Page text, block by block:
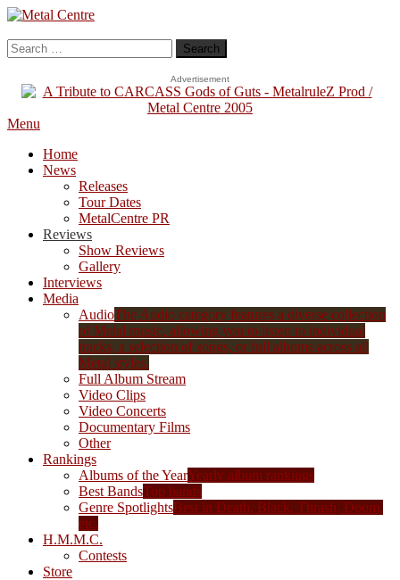
Skip
Content
Metal Centre
Mailorder & Webzine
Search
for:
Advertisement
Menu
Home
News
Releases
Tour Dates
MetalCentre PR
Reviews
Show Reviews
Gallery
Interviews
Media
AudioThe Audio category features a diverse collection
of Metal music, allowing you to listen to individual
tracks, a selection of songs, or full albums across all
Metal styles.
Full Album Stream
Video Clips
Video Concerts
Documentary Films
Other
Rankings
Albums of the YearYearly album rankings
Best BandsTop bands
Genre SpotlightsBest in Death, Black, Thrash, Doom,
etc.
H.M.M.C.
Contests
Store